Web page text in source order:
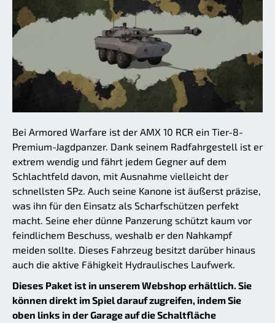
Bei Armored Warfare ist der AMX 10 RCR ein Tier-8-
Premium-Jagdpanzer. Dank seinem Radfahrgestell ist er
extrem wendig und fährt jedem Gegner auf dem
Schlachtfeld davon, mit Ausnahme vielleicht der
schnellsten SPz. Auch seine Kanone ist äußerst präzise,
was ihn für den Einsatz als Scharfschützen perfekt
macht. Seine eher dünne Panzerung schützt kaum vor
feindlichem Beschuss, weshalb er den Nahkampf
meiden sollte. Dieses Fahrzeug besitzt darüber hinaus
auch die aktive Fähigkeit Hydraulisches Laufwerk.
Dieses Paket ist in unserem Webshop erhältlich. Sie
können direkt im Spiel darauf zugreifen, indem Sie
oben links in der Garage auf die Schaltfläche